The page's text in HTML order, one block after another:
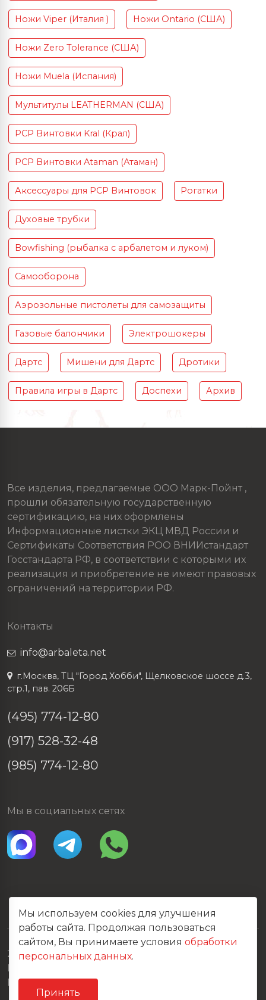
Ножи Viper (Италия ) Ножи Ontario (США)
Ножи Zero Tolerance (США)
Ножи Muela (Испания)
Мультитулы LEATHERMAN (США)
PCP Винтовки Kral (Крал)
PCP Винтовки Ataman (Атаман)
Аксессуары для PCP Винтовок Рогатки
Духовые трубки
Bowfishing (рыбалка с арбалетом и луком)
Самооборона
Аэрозольные пистолеты для самозащиты
Газовые балончики Электрошокеры
Дартс Мишени для Дартс Дротики
Правила игры в Дартс Доспехи Архив
Все изделия, предлагаемые ООО Марк-Пойнт ,
прошли обязательную государственную
сертификацию, на них оформлены
Информационные листки ЭКЦ МВД России и
Сертификаты Соответствия РОО ВНИИстандарт
Госстандарта РФ, в соответствии с которыми их
реализация и приобретение не имеют правовых
ограничений на территории РФ.
Контакты
info@arbaleta.net
г.Москва, ТЦ "Город Хобби", Щелковское шоссе д.3,
стр.1, пав. 206Б
(495) 774-12-80
(917) 528-32-48
(985) 774-12-80
Мы в социальных сетях
2026 © Все права защищены
Политика конфиденциальности
Карта сайта
Мы используем cookies для улучшения
работы сайта. Продолжая пользоваться
сайтом, Вы принимаете условия обработки
персональных данных.
Принять